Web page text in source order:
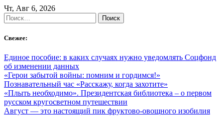
Skip
to
content
Чт, Авг 6, 2026
Найти:
Свежее:
Единое пособие: в каких случаях нужно уведомлять Соцфонд
об изменении данных
«Герои забытой войны: помним и гордимся!»
Познавательный час «Расскажу, когда захотите»
«Плыть необходимо». Президентская библиотека – о первом
русском кругосветном путешествии
Август — это настоящий пик фруктово-овощного изобилия